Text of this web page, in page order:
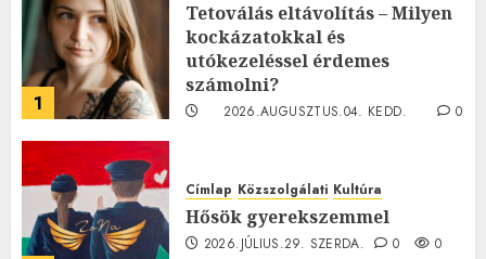
1
Tetoválás eltávolítás – Milyen
kockázatokkal és
utókezeléssel érdemes
számolni?
2026.AUGUSZTUS.04. KEDD.
0
Címlap Közszolgálati Kultúra
Hősök gyerekszemmel
2026.JÚLIUS.29. SZERDA. 0 0